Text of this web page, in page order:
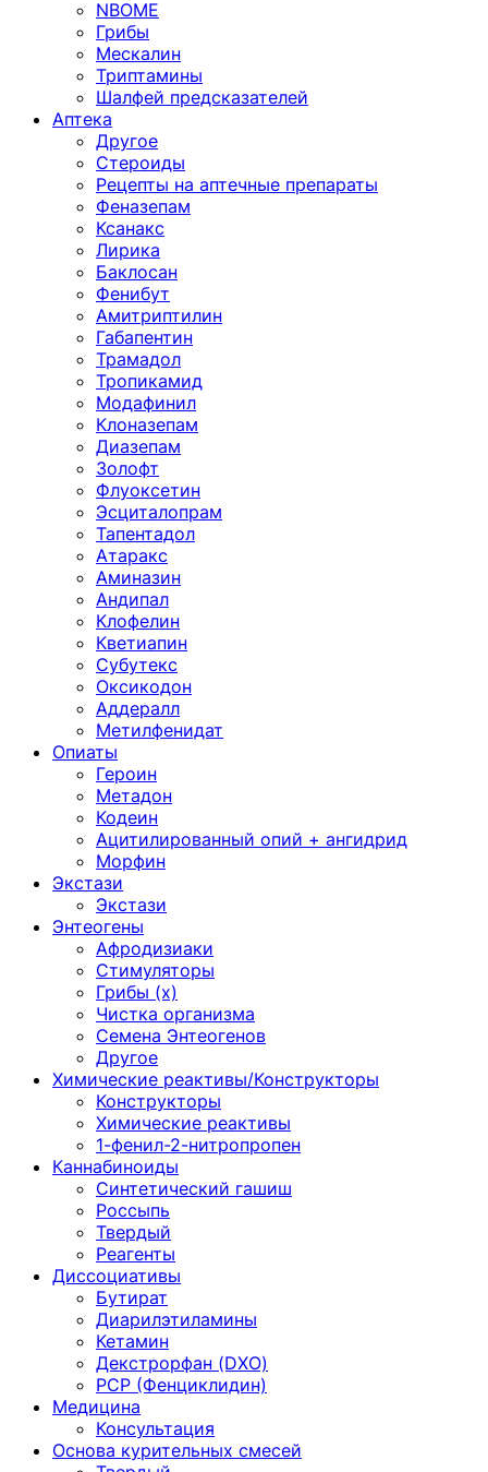
NBOME
Грибы
Мескалин
Триптамины
Шалфей предсказателей
Аптека
Другое
Стероиды
Рецепты на аптечные препараты
Феназепам
Ксанакс
Лирика
Баклосан
Фенибут
Амитриптилин
Габапентин
Трамадол
Тропикамид
Модафинил
Клоназепам
Диазепам
Золофт
Флуоксетин
Эсциталопрам
Тапентадол
Атаракс
Аминазин
Андипал
Клофелин
Кветиапин
Субутекс
Оксикодон
Аддералл
Метилфенидат
Опиаты
Героин
Метадон
Кодеин
Ацитилированный опий + ангидрид
Морфин
Экстази
Экстази
Энтеогены
Афродизиаки
Стимуляторы
Грибы (х)
Чистка организма
Семена Энтеогенов
Другое
Химические реактивы/Конструкторы
Конструкторы
Химические реактивы
1-фенил-2-нитропропен
Каннабиноиды
Синтетический гашиш
Россыпь
Твердый
Реагенты
Диссоциативы
Бутират
Диарилэтиламины
Кетамин
Декстрорфан (DXO)
PCP (Фенциклидин)
Медицина
Консультация
Основа курительных смесей